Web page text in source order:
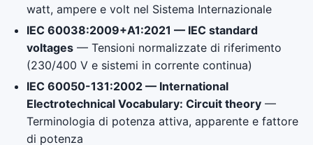
watt, ampere e volt nel Sistema Internazionale
IEC 60038:2009+A1:2021 — IEC standard
voltages— Tensioni normalizzate di riferimento
(230/400 V e sistemi in corrente continua)
IEC 60050-131:2002 — International
Electrotechnical Vocabulary: Circuit theory—
Terminologia di potenza attiva, apparente e fattore
di potenza